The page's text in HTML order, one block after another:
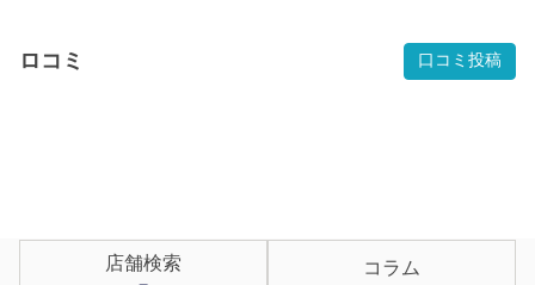
ロコミ 口コミ投稿
店舗検索 コラム